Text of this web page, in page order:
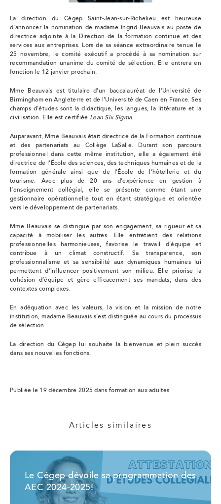
La direction du Cégep Saint-Jean-sur-Richelieu est heureuse
d’annoncer la nomination de madame Ingrid Beauvais au poste de
directrice adjointe à la Direction de la formation continue et des
services aux entreprises. Lors de sa séance extraordinaire tenue le
25 novembre, le comité exécutif a procédé à sa nomination sur
recommandation unanime du comité de sélection. Elle entrera en
fonction le 12 janvier prochain.
Mme Beauvais est titulaire d’un baccalauréat de l’Université de
Birmingham en Angleterre et de l’Université de Caen en France. Ses
champs d’études sont la didactique, les langues, la littérature et la
civilisation. Elle est certifiée Lean Six Sigma.
Auparavant, Mme Beauvais était directrice de la Formation continue
et des partenariats au Collège LaSalle. Durant son parcours
professionnel dans cette même institution, elle a également été
directrice de l’École des sciences, des techniques humaines et de la
formation générale ainsi que de l’École de l’hôtellerie et du
tourisme. Avec plus de 20 ans d’expérience en gestion à
l’enseignement collégial, elle se présente comme étant une
gestionnaire opérationnelle tout en étant stratégique et orientée
vers le développement de partenariats.
Mme Beauvais se distingue par son engagement, sa rigueur et sa
capacité à mobiliser les autres. Elle entretient des relations
professionnelles harmonieuses, favorise le travail d’équipe et
contribue à un climat constructif. Sa transparence, son
professionnalisme et sa sensibilité aux dynamiques humaines lui
permettent d’influencer positivement son milieu. Elle priorise la
cohésion d’équipe et gère efficacement ses mandats, dans des
contextes complexes.
En adéquation avec les valeurs, la vision et la mission de notre
institution, madame Beauvais s’est distinguée au cours du processus
de sélection.
La direction du Cégep lui souhaite la bienvenue et plein succès
dans ses nouvelles fonctions.
Publiée le 19 décembre 2025 dans formation aux adultes
Articles similaires
Le Cégep dévoile sa programmation des
AEC 2024-2025!